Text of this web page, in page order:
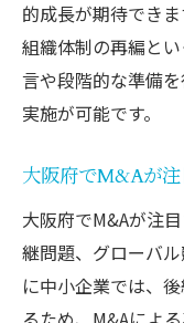
大阪府で
M&Aが企
大阪府の
今後の大
音楽やネ
音楽分野での
音楽で使
的成長が期待でき
組織体制の再編と
言や段階的な準備
実施が可能です。
大阪府でM&Aが
大阪府でM&Aが注
継問題、グローバ
に中小企業では、